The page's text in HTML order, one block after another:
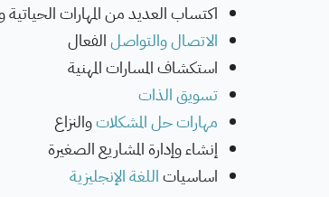
اكتساب العديد من المهارات
الاتصال والتواصلالفعال
استكشاف المسارات المهنية
تسويق الذات
مهارات حل المشكلاتوالنزاع
إنشاء وإدارة المشاريع الصغيرة
اساسياتاللغة الإنجليزية